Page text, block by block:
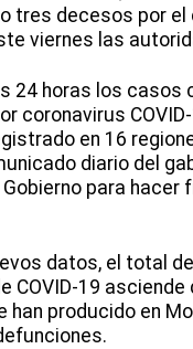
tres decesos por el
viernes las
24 horas los casos
coronavirus
en 16
diario del
para hacer
datos, el total
COVID-19 asciende
han producido en